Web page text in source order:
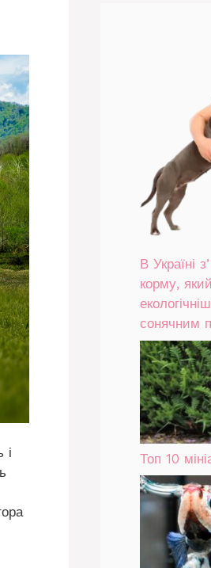
і
В Україні
корму,
сонячним
Топ 10